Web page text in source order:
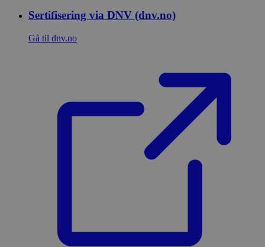
Sertifisering via DNV (dnv.no)
Gå til dnv.no